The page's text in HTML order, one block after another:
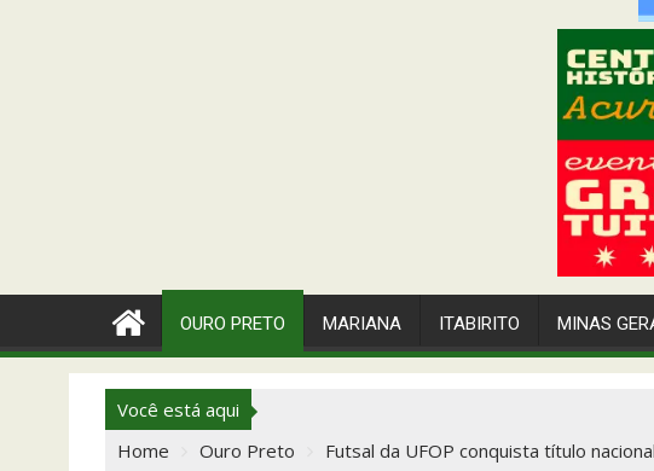
OURO PRETO MARIANA ITABIRITO MINAS
Você está aqui
Home
Ouro Preto Futsal da UFOP conquista título